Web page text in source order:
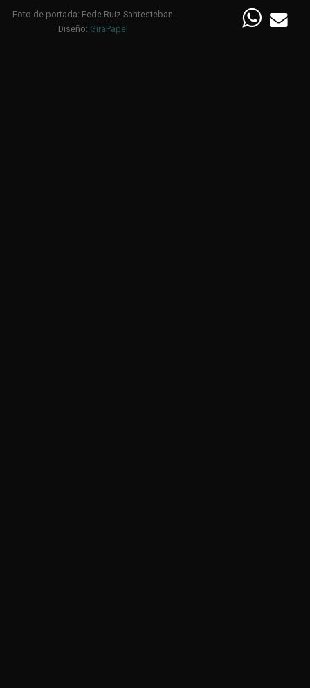
Foto de portada: Fede Ruiz Santesteban
Diseño: GiraPapel